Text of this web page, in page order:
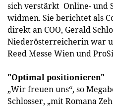
sich verstärkt Online- und
widmen. Sie berichtet als
direkt an COO, Gerald
Niederösterreicherin war
Reed Messe Wien und
"Optimal positionieren"
„Wir freuen uns“, so
Schlosser, „mit Romana